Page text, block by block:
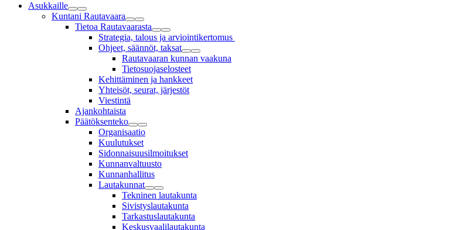
Asukkaille
Kuntani Rautavaara
Tietoa Rautavaarasta
Strategia, talous ja arviointikertomus
Ohjeet, säännöt, taksat
Rautavaaran kunnan vaakuna
Tietosuojaselosteet
Kehittäminen ja hankkeet
Yhteisöt, seurat, järjestöt
Viestintä
Ajankohtaista
Päätöksenteko
Organisaatio
Kuulutukset
Sidonnaisuusilmoitukset
Kunnanvaltuusto
Kunnanhallitus
Lautakunnat
Tekninen lautakunta
Sivistyslautakunta
Tarkastuslautakunta
Keskusvaalilautakunta